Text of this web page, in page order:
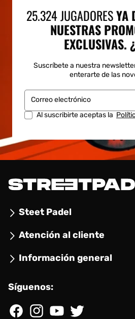
25.324 JUGADORESYA
NUESTRAS
EXCLUSIVAS.
Suscríbete a nuestra
enterarte de las
Correo electrónico
Al suscribirte aceptas la
Steet Padel
Atención al cliente
Información general
Síguenos:
FacebookInstagramYouTubeTwitter